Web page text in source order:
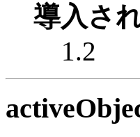
導入さ
1.2